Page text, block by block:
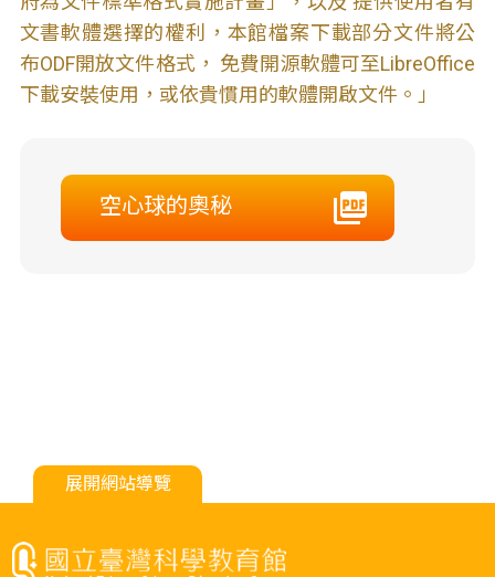
文書軟體選擇的權利，本館檔案下載部分文件將公
布ODF開放文件格式， 免費開源軟體可至LibreOffice
下載安裝使用，或依貴慣用的軟體開啟文件。」
空心球的奧秘
展開網站導覽